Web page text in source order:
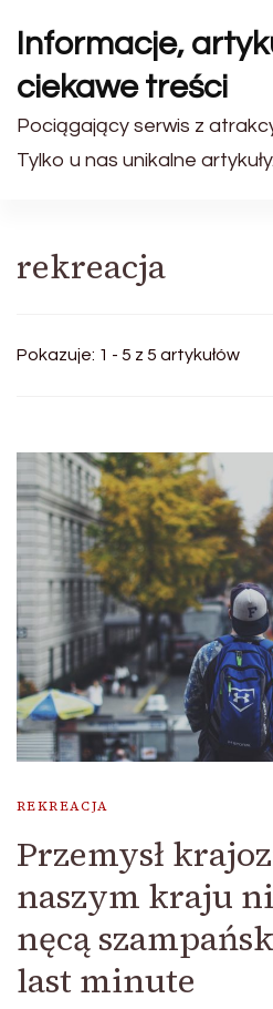
Informacje,
ciekawe treści
Pociągający serwis z
Tylko u nas unikalne artykuły.
rekreacja
Pokazuje: 1 - 5 z 5 artykułów
REKREACJA
Przemysł
naszym kraju
nęcą
last minute